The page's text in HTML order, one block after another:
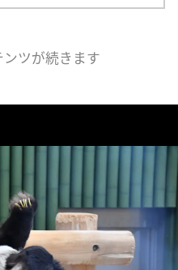
ツが続きます